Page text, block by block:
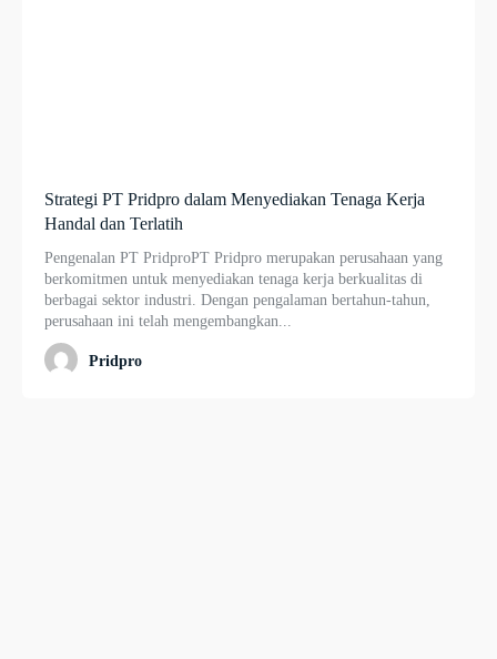
Strategi PT Pridpro dalam Menyediakan Tenaga Kerja
Handal dan Terlatih
Pengenalan PT PridproPT Pridpro merupakan perusahaan yang
berkomitmen untuk menyediakan tenaga kerja berkualitas di
berbagai sektor industri. Dengan pengalaman bertahun-tahun,
perusahaan ini telah mengembangkan...
Pridpro